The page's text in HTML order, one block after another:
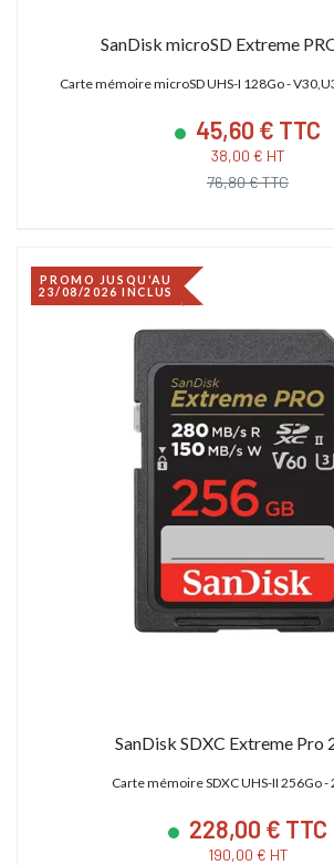
SanDisk microSD Extreme
Carte mémoire microSD UHS-I 128Go -
45,60 € TTC
38,00 € HT
76,80 € TTC
PROMO JUSQU'AU
23/08/2026 INCLUS
SanDisk SDXC Extreme Pro
Carte mémoire SDXC UHS-II 256Go -
228,00 € TTC
190,00 € HT